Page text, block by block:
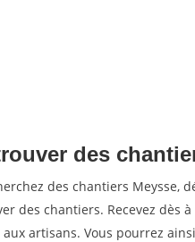
des
des chantiers Meysse,
des chantiers. Recevez dès
artisans. Vous pourrez